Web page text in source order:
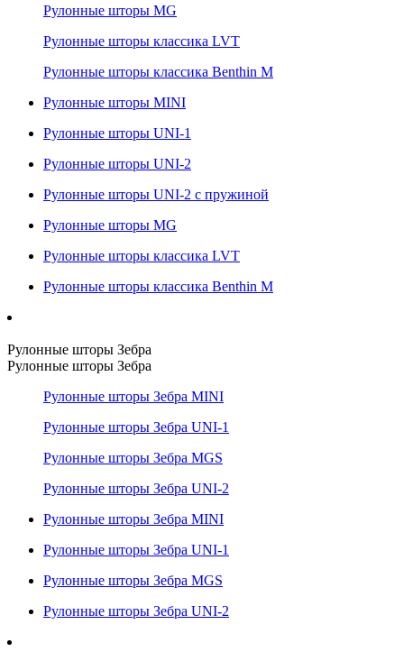
Рулонные шторы MG
Рулонные шторы классика LVT
Рулонные шторы классика Benthin M
Рулонные шторы MINI
Рулонные шторы UNI-1
Рулонные шторы UNI-2
Рулонные шторы UNI-2 с пружиной
Рулонные шторы MG
Рулонные шторы классика LVT
Рулонные шторы классика Benthin M
Рулонные шторы Зебра
Рулонные шторы Зебра
Рулонные шторы Зебра MINI
Рулонные шторы Зебра UNI-1
Рулонные шторы Зебра MGS
Рулонные шторы Зебра UNI-2
Рулонные шторы Зебра MINI
Рулонные шторы Зебра UNI-1
Рулонные шторы Зебра MGS
Рулонные шторы Зебра UNI-2